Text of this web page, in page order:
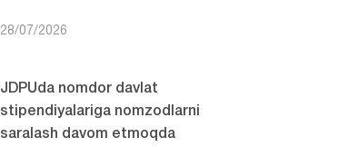
28/07/2026
JDPUda nomdor davlat
stipendiyalariga nomzodlarni
saralash davom etmoqda